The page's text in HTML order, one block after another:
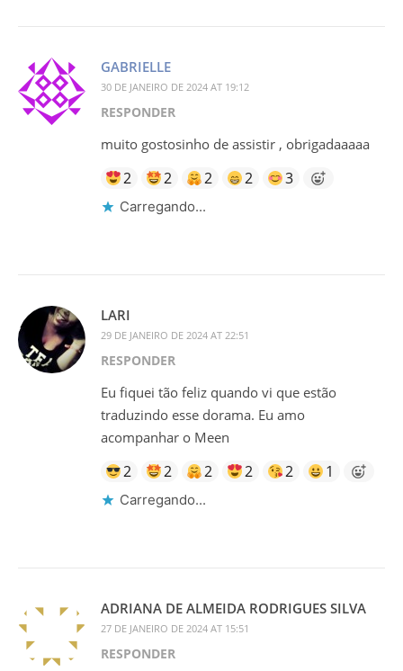
GABRIELLE
30 DE JANEIRO DE 2024 AT 19:12
RESPONDER
muito gostosinho de assistir , obrigadaaaaa
2 2 2 2 3
Carregando...
LARI
29 DE JANEIRO DE 2024 AT 22:51
RESPONDER
Eu fiquei tão feliz quando vi que estão
traduzindo esse dorama. Eu amo
acompanhar o Meen
2 2 2 2 2 1
Carregando...
ADRIANA DE ALMEIDA RODRIGUES SILVA
27 DE JANEIRO DE 2024 AT 15:51
RESPONDER